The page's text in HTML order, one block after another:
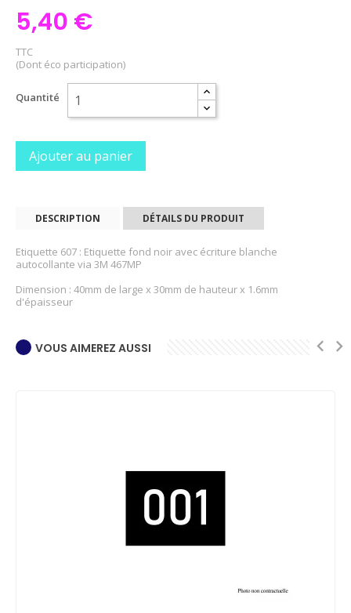
5,40 €
TTC
(Dont éco participation)
Quantité
Ajouter au panier
DESCRIPTION DÉTAILS DU PRODUIT
Etiquette 607 : Etiquette fond noir avec écriture blanche
autocollante via 3M 467MP
Dimension : 40mm de large x 30mm de hauteur x 1.6mm
d'épaisseur
VOUS AIMEREZ AUSSI